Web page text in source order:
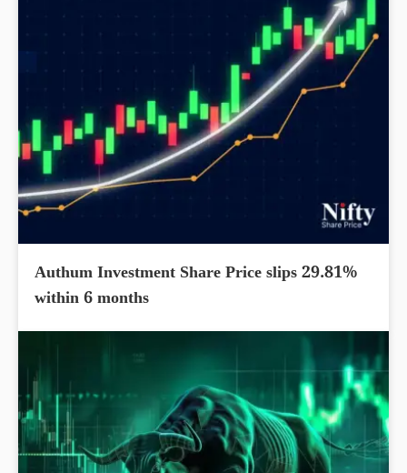
Authum Investment Share Price slips 29.81%
within 6 months